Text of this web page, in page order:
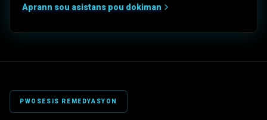
Aprann sou asistans pou dokiman
PWOSESIS REMEDYASYON